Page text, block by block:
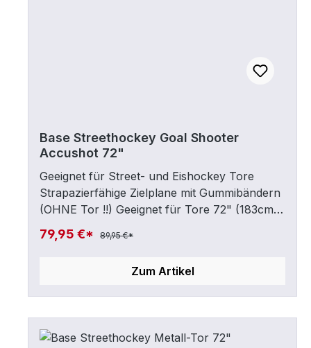
Base Streethockey Goal Shooter
Accushot 72"
Geeignet für Street- und Eishockey Tore
Strapazierfähige Zielplane mit Gummibändern
(OHNE Tor !!) Geeignet für Tore 72" (183cm
breit & 122cm hoch, ca. original Größe)
79,95 €* 89,95 €*
Zum Artikel